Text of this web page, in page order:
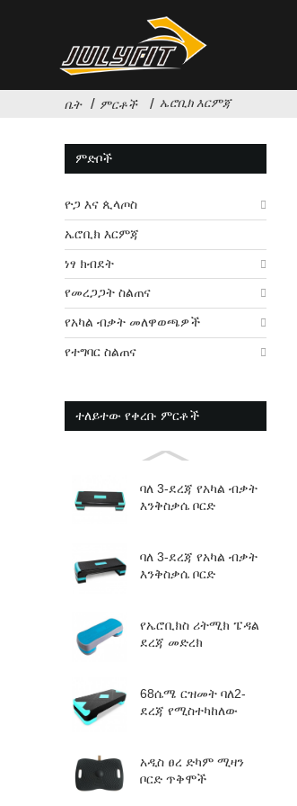
ቤት ምርቶች ኤሮቢክ እርምጃ
ምድቦች
ዮጋ እና ጲላጦስ
ኤሮቢክ እርምጃ
ነፃ ክብደት
የመረጋጋት ስልጠና
የአካል ብቃት መለዋወጫዎች
የተግባር ስልጠና
ተለይተው የቀረቡ ምርቶች
ባለ 3-ደረጃ የአካል ብቃት
እንቅስቃሴ ቦርድ
ባለ 3-ደረጃ የአካል ብቃት
እንቅስቃሴ ቦርድ
የኤሮቢክስ ሪትሚክ ፔዳል
ደረጃ መድረክ
68ሴሜ ርዝመት ባለ2-
ደረጃ የሚስተካከለው
አዲስ ፀረ ድካም ሚዛን
ቦርድ ጥቅሞች